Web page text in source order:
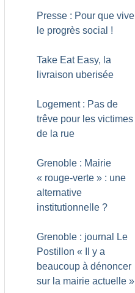
Presse : Pour que vive
le progrès social !
Take Eat Easy, la
livraison uberisée
Logement : Pas de
trêve pour les victimes
de la rue
Grenoble : Mairie
« rouge-verte » : une
alternative
institutionnelle ?
Grenoble : journal Le
Postillon «
Il y a
beaucoup à dénoncer
sur la mairie actuelle »